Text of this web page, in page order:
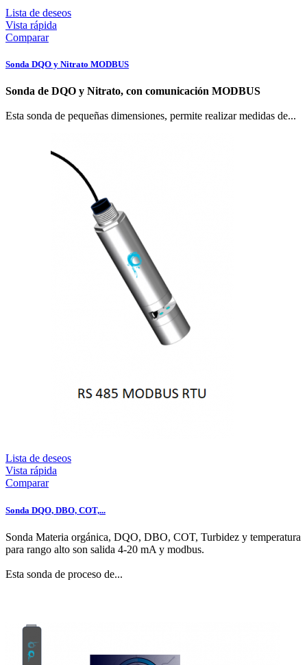
Lista de deseos
Vista rápida
Comparar
Sonda DQO y Nitrato MODBUS
Sonda de DQO y Nitrato, con comunicación MODBUS
Esta sonda de pequeñas dimensiones, permite realizar medidas de...
Lista de deseos
Vista rápida
Comparar
Sonda DQO, DBO, COT,...
Sonda Materia orgánica, DQO, DBO, COT, Turbidez y temperatura
para rango alto son salida 4-20 mA y modbus.
Esta sonda de proceso de...